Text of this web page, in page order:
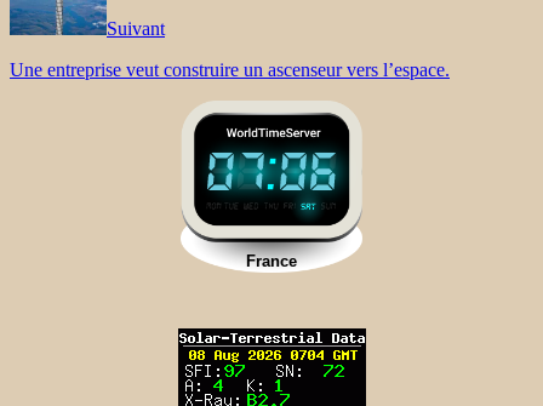
Suivant
Une entreprise veut construire un ascenseur vers l’espace.